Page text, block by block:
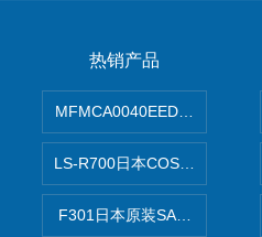
热销产品
MFMCA0040EED-H日本
LS-R700日本COSMO科斯莫
F301日本原装SANAI三爱旋